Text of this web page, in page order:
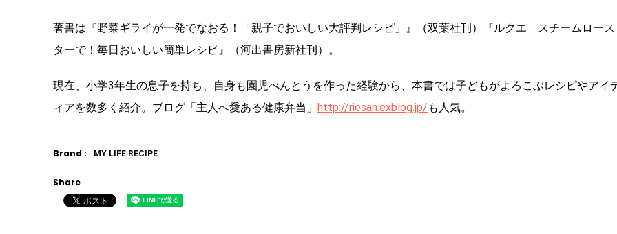
著書は『野菜ギライが一発でなおる！「親子でおいしい大評判レシピ」』（双葉社刊）『ルクエ スチームロース
ターで！毎日おいしい簡単レシピ』（河出書房新社刊）。
現在、小学3年生の息子を持ち、自身も園児べんとうを作った経験から、本書では子どもがよろこぶレシピやアイ
ィアを数多く紹介。ブログ「主人へ愛ある健康弁当」 http://riesan.exblog.jp/ も人気。
Brand : MY LIFE RECIPE
Share